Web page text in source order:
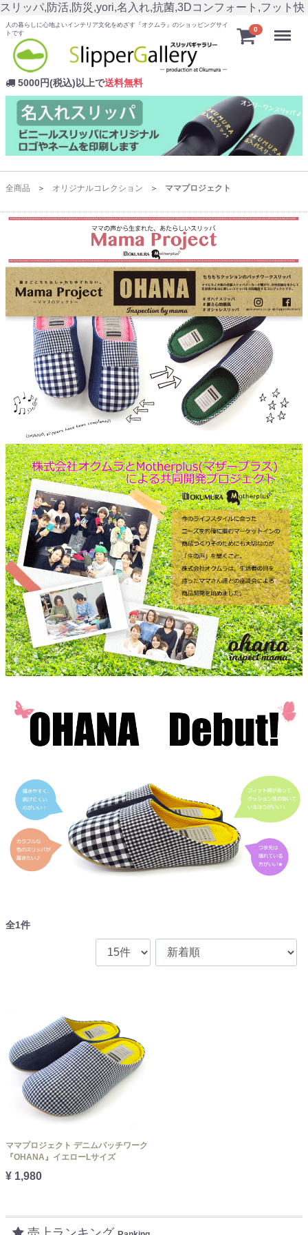
スリッパ,防活,防災,yori,名入れ,抗菌,3Dコンフォート,フット快
人の暮らしに心地よいインテリア文化をめざす『オクムラ』のショッピングサイ
トです
5000円(税込)以上で送料無料
0 Menu
全商品 オリジナルコレクション ママプロジェクト
全1件
ママプロジェクト デニムパッチワーク
『OHANA』イエローLサイズ
¥ 1,980